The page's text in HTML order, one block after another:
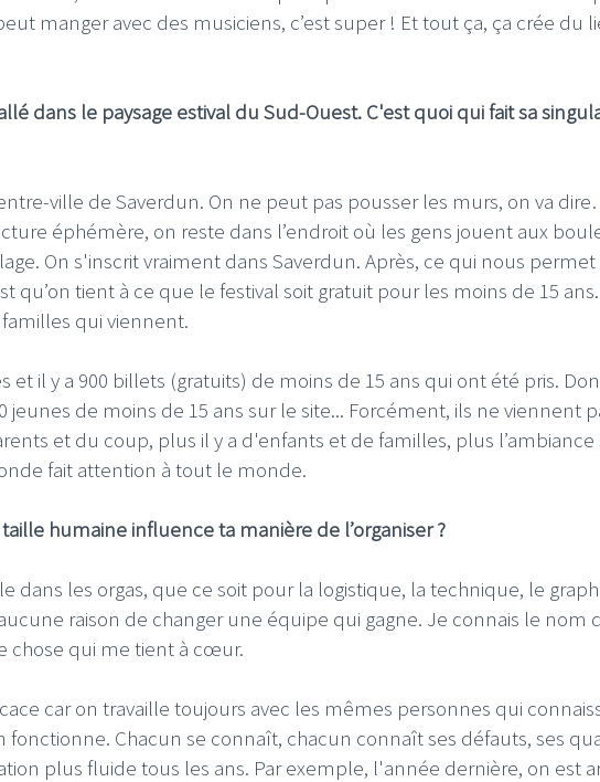
manger avec des musiciens, c’est super ! Et tout ça, ça crée du
dans le paysage estival du Sud-Ouest. C'est quoi qui fait sa
ville de Saverdun. On ne peut pas pousser les murs, on va
éphémère, on reste dans l’endroit où les gens jouent aux
On s'inscrit vraiment dans Saverdun. Après, ce qui nous permet
qu’on tient à ce que le festival soit gratuit pour les moins de 15
qui viennent.
et il y a 900 billets (gratuits) de moins de 15 ans qui ont été pris.
jeunes de moins de 15 ans sur le site... Forcément, ils ne viennent
et du coup, plus il y a d'enfants et de familles, plus l’ambiance
fait attention à tout le monde.
humaine influence ta manière de l’organiser ?
dans les orgas, que ce soit pour la logistique, la technique, le
raison de changer une équipe qui gagne. Je connais le nom
chose qui me tient à cœur.
car on travaille toujours avec les mêmes personnes qui
Chacun se connaît, chacun connaît ses défauts, ses
plus fluide tous les ans. Par exemple, l'année dernière, on est